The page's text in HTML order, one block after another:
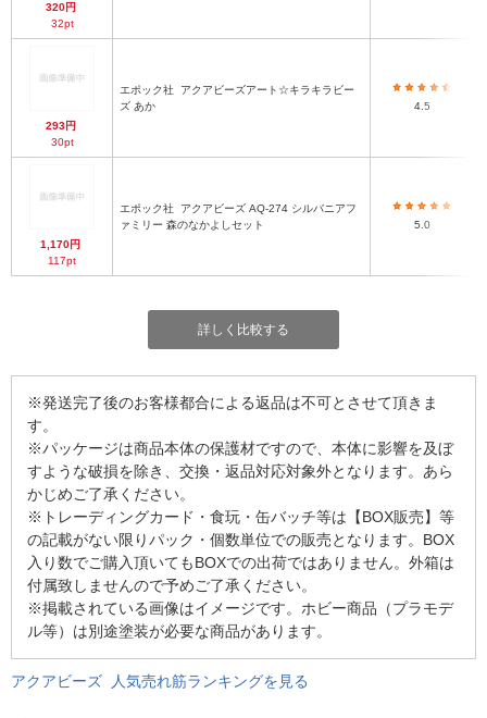
320円
32pt
293円
30pt
エポック社
ズ あか
4.5
1,170円
117pt
エポック社
ァミリー 森のなかよしセット
5.0
詳しく比較する
※発送完了後のお客様都合による返品は不可とさせて頂きま
す。
※パッケージは商品本体の保護材ですので、本体に影響を及ぼ
すような破損を除き、交換・返品対応対象外となります。あら
かじめご了承ください。
※トレーディングカード・食玩・缶バッチ等は【BOX販売】等
の記載がない限りパック・個数単位での販売となります。BOX
入り数でご購入頂いてもBOXでの出荷ではありません。外箱は
付属致しませんので予めご了承ください。
※掲載されている画像はイメージです。ホビー商品（プラモデ
ル等）は別途塗装が必要な商品があります。
アクアビーズ 人気売れ筋ランキングを見る